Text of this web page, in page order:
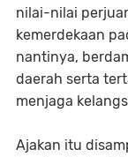
nilai-nilai
kemerdekaan
nantinya,
daerah serta
menjaga
Ajakan itu